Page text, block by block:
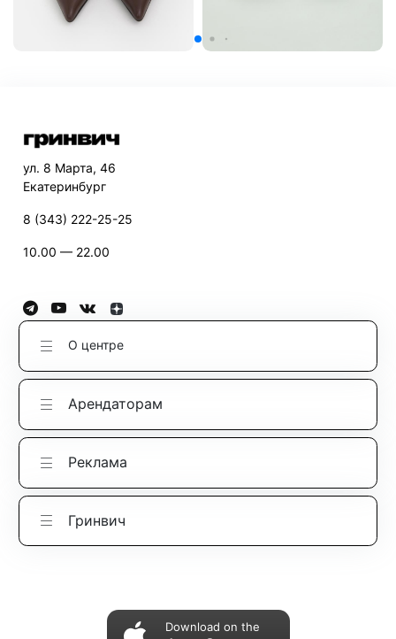
ул. 8 Марта, 46
Екатеринбург
8 (343) 222-25-25
10.00 — 22.00
О центре
Арендаторам
Реклама
Гринвич
Download on the